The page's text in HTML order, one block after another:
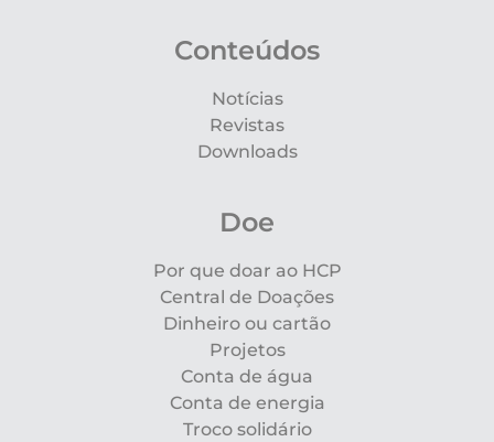
Conteúdos
Notícias
Revistas
Downloads
Doe
Por que doar ao HCP
Central de Doações
Dinheiro ou cartão
Projetos
Conta de água
Conta de energia
Troco solidário